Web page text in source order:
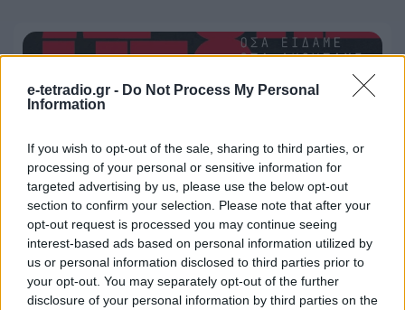
e-tetradio.gr - Do Not Process My Personal
Information
If you wish to opt-out of the sale, sharing to third parties, or
processing of your personal or sensitive information for
targeted advertising by us, please use the below opt-out
section to confirm your selection. Please note that after your
opt-out request is processed you may continue seeing
interest-based ads based on personal information utilized by
us or personal information disclosed to third parties prior to
your opt-out. You may separately opt-out of the further
disclosure of your personal information by third parties on the
Ο Στάθης Τσαγκαρουσιάνος για την
Lifo τα χρόνια του ΣΥΡΙΖΑ